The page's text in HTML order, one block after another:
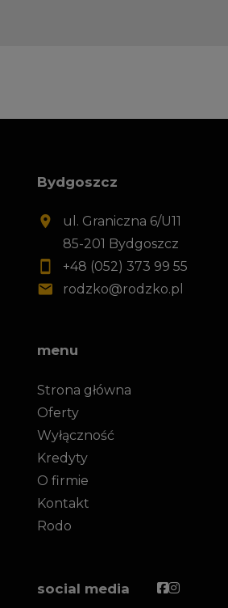
Bydgoszcz
ul. Graniczna 6/U11
85-201 Bydgoszcz
+48 (052) 373 99 55
rodzko@rodzko.pl
menu
Strona główna
Oferty
Wyłączność
Kredyty
O firmie
Kontakt
Rodo
social media Facebook
Facebook